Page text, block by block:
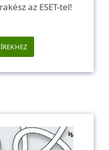
az ESET-tel!